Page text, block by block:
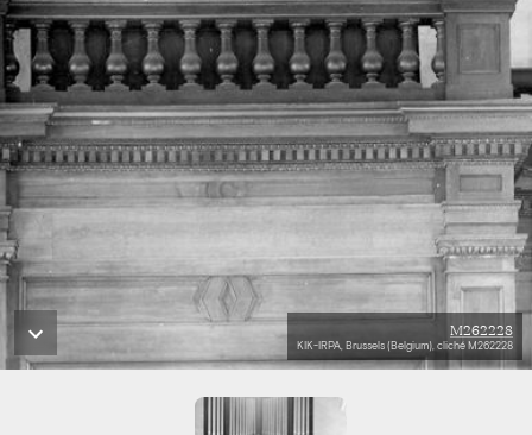
M262228
KIK-IRPA, Brussels (Belgium), cliché M262228